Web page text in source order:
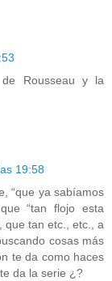
Rousseau y la
19:58
“que ya sabíamos
“tan flojo esta
que tan etc., etc., a
cosas más
te da como haces
da la serie ¿?